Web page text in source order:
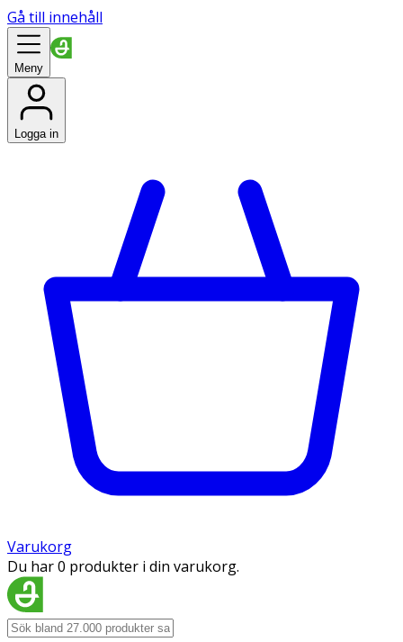
Gå till innehåll
Meny
Logga in
Varukorg
Du har 0 produkter i din varukorg.